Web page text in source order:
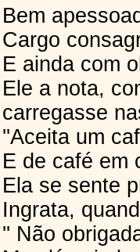
Bem
Cargo
E ainda com
Ele a nota,
carregasse
''Aceita um
E de café em
Ela se sente
Ingrata,
'' Não